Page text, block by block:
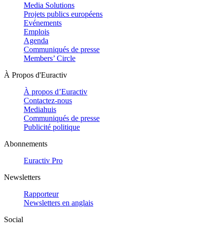
Media Solutions
Projets publics européens
Evénements
Emplois
Agenda
Communiqués de presse
Members’ Circle
À Propos d'Euractiv
À propos d’Euractiv
Contactez-nous
Mediahuis
Communiqués de presse
Publicité politique
Abonnements
Euractiv Pro
Newsletters
Rapporteur
Newsletters en anglais
Social